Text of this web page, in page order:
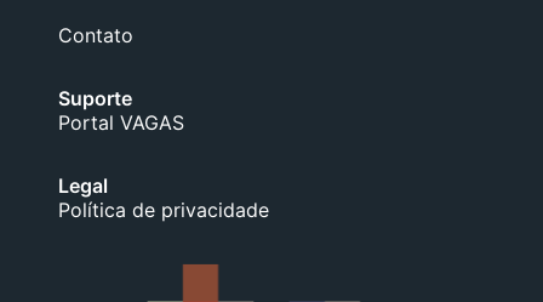
Contato
Suporte
Portal VAGAS
Legal
Política de privacidade